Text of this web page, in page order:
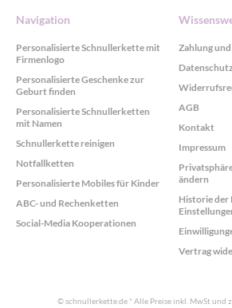
Navigation
Personalisierte Schnullerkette mit
Firmenlogo
Personalisierte Geschenke zur
Geburt finden
Personalisierte Schnullerketten
mit Namen
Schnullerkette reinigen
Notfallketten
Personalisierte Mobiles für Kinder
ABC- und Rechenketten
Social-Media Kooperationen
Zahlung
AGB
Kontakt
Impressum
ändern
Historie der
Vertrag
© schnullerkette.de * Alle Preise inkl. MwSt und